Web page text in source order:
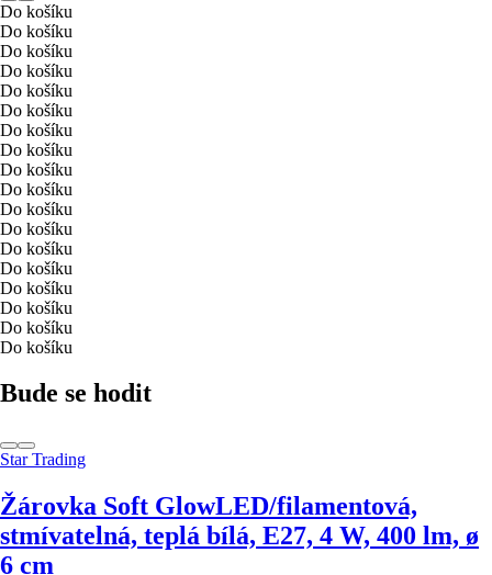
Do košíku
Do košíku
Do košíku
Do košíku
Do košíku
Do košíku
Do košíku
Do košíku
Do košíku
Do košíku
Do košíku
Do košíku
Do košíku
Do košíku
Do košíku
Do košíku
Do košíku
Do košíku
Bude se hodit
Star Trading
Žárovka Soft GlowLED/filamentová,
stmívatelná, teplá bílá, E27, 4 W, 400 lm, ø
6 cm